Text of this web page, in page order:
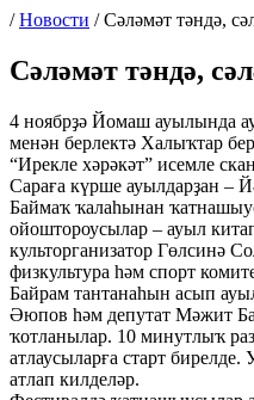
/Новости /Сәләмәт тәндә,
Сәләмәт тәндә,
4 ноябрҙә Йомаш ауылында
менән берлектә Халыҡтар
“Ирекле хәрәкәт” исемле
Сараға күрше ауылдарҙан –
Баймаҡ ҡалаһынан
ойоштороусылар – ауыл
культорганизатор Гөлсинә
физкультура һәм спорт
Байрам тантанаһын асып
Әюпов һәм депутат Мәжит
ҡотланылар. 10 минутлыҡ
атлаусыларға старт
атлап килделәр.